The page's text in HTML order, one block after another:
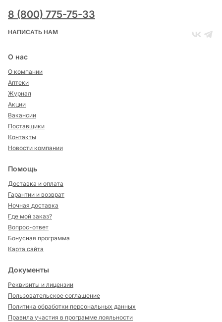
8 (800) 775-75-33
НАПИСАТЬ НАМ
О нас
О компании
Аптеки
Журнал
Акции
Вакансии
Поставщики
Контакты
Новости компании
Помощь
Доставка и оплата
Гарантии и возврат
Ночная доставка
Где мой заказ?
Вопрос-ответ
Бонусная программа
Карта сайта
Документы
Реквизиты и лицензии
Пользовательское соглашение
Политика обработки персональных данных
Правила участия в программе лояльности